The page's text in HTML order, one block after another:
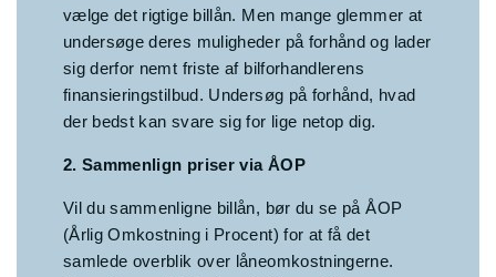
vælge det rigtige billån. Men mange glemmer at
undersøge deres muligheder på forhånd og lader
sig derfor nemt friste af bilforhandlerens
finansieringstilbud. Undersøg på forhånd, hvad
der bedst kan svare sig for lige netop dig.
2. Sammenlign priser via ÅOP
Vil du sammenligne billån, bør du se på ÅOP
(Årlig Omkostning i Procent) for at få det
samlede overblik over låneomkostningerne.